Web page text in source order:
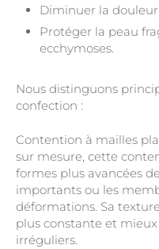
Diminuer la
Protéger la peau
ecchymoses.
Nous distinguons
confection :
Contention à mailles
sur mesure, cette
formes plus avancées
importants ou les
déformations. Sa
plus constante et
irréguliers.